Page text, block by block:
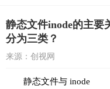
静态文件inode的主要
分为三类？
来源：创视网
静态文件与 inode